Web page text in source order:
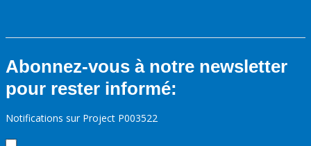
Abonnez-vous à notre newsletter
pour rester informé:
Notifications sur Project P003522